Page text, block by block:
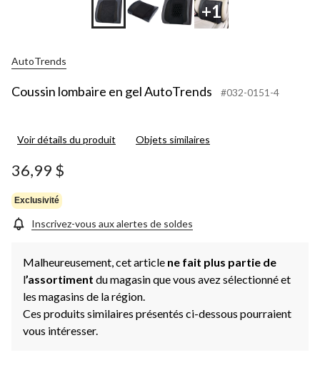
+1
AutoTrends
Coussin lombaire en gel AutoTrends #032-0151-4
Voir détails du produit Objets similaires
36,99 $
Exclusivité
Inscrivez-vous aux alertes de soldes
Malheureusement, cet article ne fait plus partie de
l’assortiment du magasin que vous avez sélectionné et
les magasins de la région.
Ces produits similaires présentés ci-dessous pourraient
vous intéresser.